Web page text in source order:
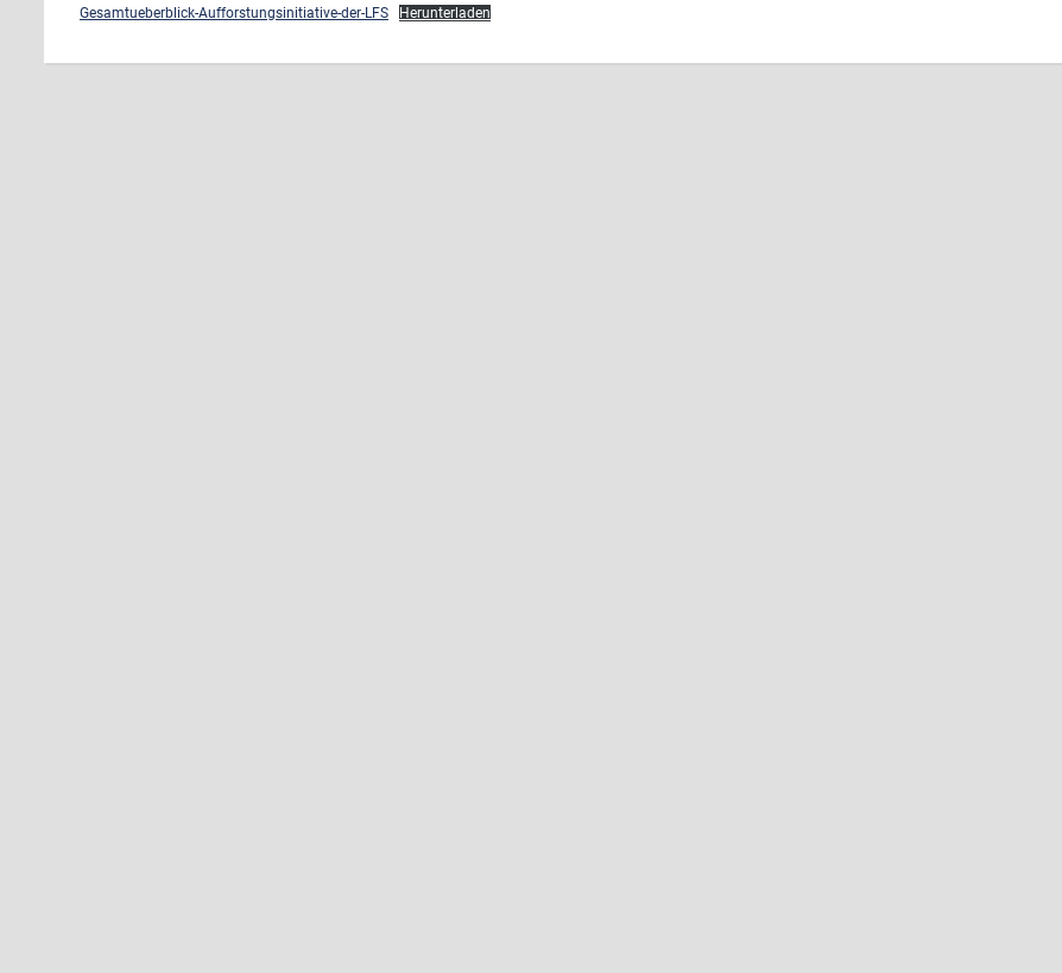
Gesamtueberblick-Aufforstungsinitiative-der-LFS Herunterladen